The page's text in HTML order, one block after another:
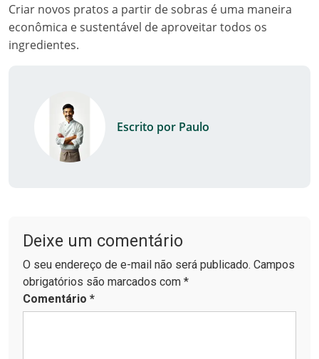
Criar novos pratos a partir de sobras é uma maneira
econômica e sustentável de aproveitar todos os
ingredientes.
Escrito por Paulo
Deixe um comentário
O seu endereço de e-mail não será publicado. Campos
obrigatórios são marcados com *
Comentário *